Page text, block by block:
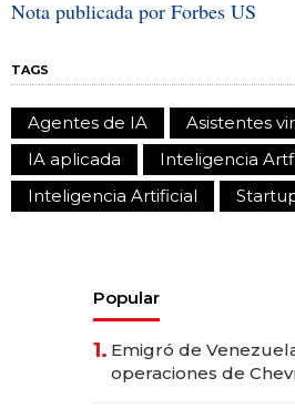
Nota publicada por Forbes US
TAGS
Agentes de IA Asistentes
IA aplicada
Inteligencia
Inteligencia Artificial
Popular
1. Emigró de
operaciones de